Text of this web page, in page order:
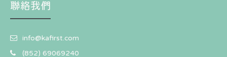
聯絡我們
info@kafirst.com
(852) 69069240